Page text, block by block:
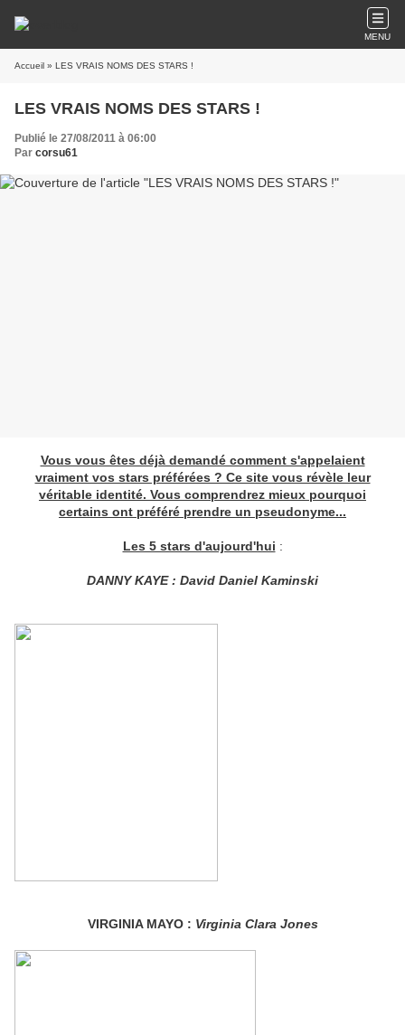
MENU
Accueil » LES VRAIS NOMS DES STARS !
LES VRAIS NOMS DES STARS !
Publié le 27/08/2011 à 06:00
Par corsu61
Vous vous êtes déjà demandé comment s'appelaient
vraiment vos stars préférées ? Ce site vous révèle leur
véritable identité. Vous comprendrez mieux pourquoi
certains ont préféré prendre un pseudonyme...
Les 5 stars d'aujourd'hui :
DANNY KAYE : David Daniel Kaminski
VIRGINIA MAYO : Virginia Clara Jones